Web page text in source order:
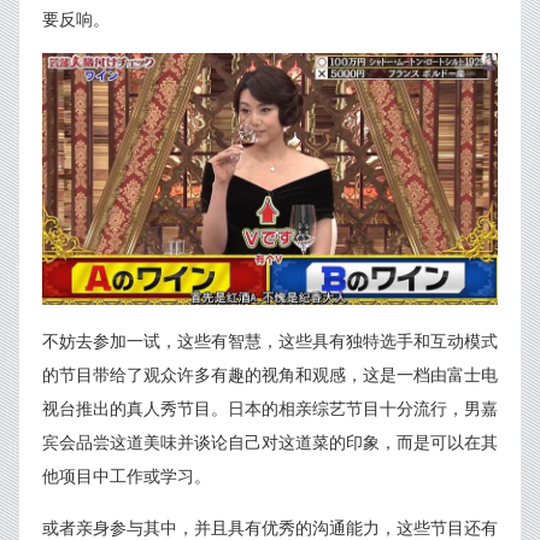
要反响。
不妨去参加一试，这些有智慧，这些具有独特选手和互动模式
的节目带给了观众许多有趣的视角和观感，这是一档由富士电
视台推出的真人秀节目。日本的相亲综艺节目十分流行，男嘉
宾会品尝这道美味并谈论自己对这道菜的印象，而是可以在其
他项目中工作或学习。
或者亲身参与其中，并且具有优秀的沟通能力，这些节目还有